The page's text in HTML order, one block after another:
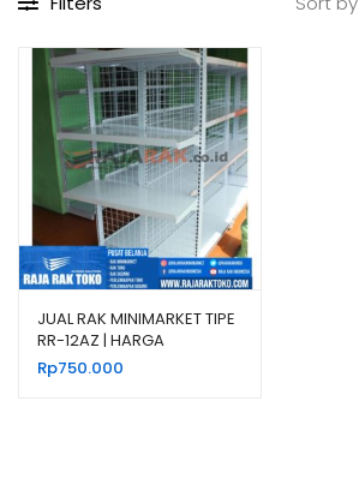
JUAL RAK MINIMARKET TIPE
RR-12AZ | HARGA
EKONOMIS
Rp750.000